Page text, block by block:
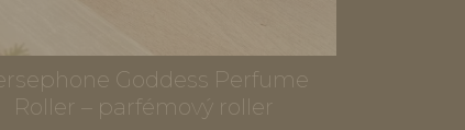
Goddess Perfume
Roller – parfémový roller